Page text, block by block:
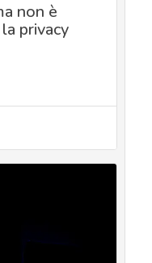
non è
privacy